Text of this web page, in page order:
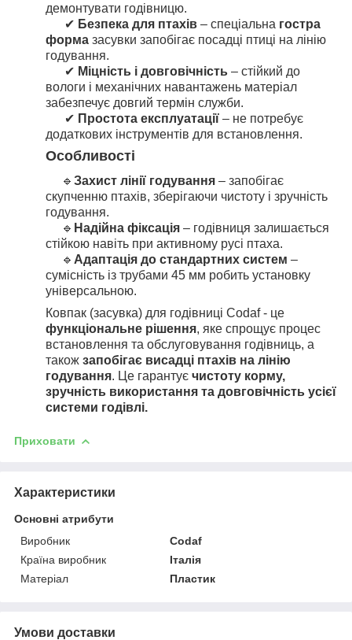
демонтувати годівницю.
✔ Безпека для птахів – спеціальна гостра
форма засувки запобігає посадці птиці на лінію
годування.
✔ Міцність і довговічність – стійкий до
вологи і механічних навантажень матеріал
забезпечує довгий термін служби.
✔ Простота експлуатації – не потребує
додаткових інструментів для встановлення.
Особливості
🔹 Захист лінії годування – запобігає
скупченню птахів, зберігаючи чистоту і зручність
годування.
🔹 Надійна фіксація – годівниця залишається
стійкою навіть при активному русі птаха.
🔹 Адаптація до стандартних систем –
сумісність із трубами 45 мм робить установку
універсальною.
Ковпак (засувка) для годівниці Codaf - це
функціональне рішення, яке спрощує процес
встановлення та обслуговування годівниць, а
також запобігає висадці птахів на лінію
годування. Це гарантує чистоту корму,
зручність використання та довговічність усієї
системи годівлі.
Приховати
Характеристики
Основні атрибути
Виробник
Codaf
Країна виробник
Італія
Матеріал
Пластик
Умови доставки